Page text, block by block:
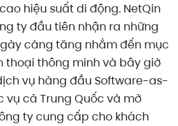
hiệu suất di động. NetQin
ty đầu tiên nhận ra những
càng tăng nhắm đến mục
thoại thông minh và bây giờ
vụ hàng đầu Software-as-
vụ cả Trung Quốc và mở
ty cung cấp cho khách